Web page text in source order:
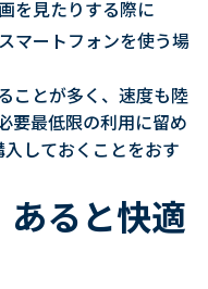
を見たりする際に
マートフォンを使う場
ことが多く、速度も陸
要最低限の利用に留め
しておくことをおす
あると快適